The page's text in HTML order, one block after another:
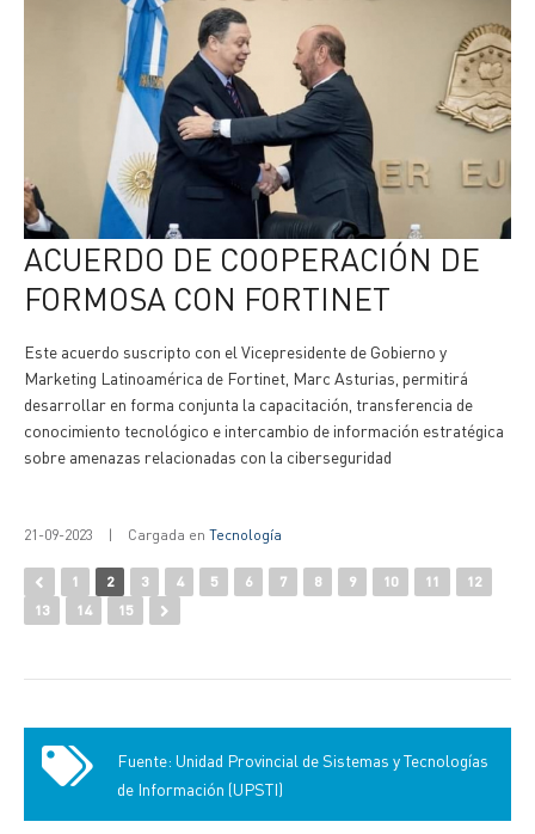
ACUERDO DE COOPERACIÓN DE
FORMOSA CON FORTINET
Este acuerdo suscripto con el Vicepresidente de Gobierno y
Marketing Latinoamérica de Fortinet, Marc Asturias, permitirá
desarrollar en forma conjunta la capacitación, transferencia de
conocimiento tecnológico e intercambio de información estratégica
sobre amenazas relacionadas con la ciberseguridad
21-09-2023 | Cargada en Tecnología
1 2 3 4 5 6 7 8 9 10 11
12
13
14 15
Fuente: Unidad Provincial de Sistemas y Tecnologías
de Información (UPSTI)